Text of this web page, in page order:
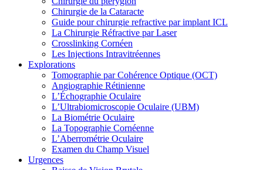
Chirurgie de la Cataracte
Guide pour chirurgie refractive par implant ICL
La Chirurgie Réfractive par Laser
Crosslinking Cornéen
Les Injections Intravitréennes
Explorations
Tomographie par Cohérence Optique (OCT)
Angiographie Rétinienne
L’Échographie Oculaire
L’Ultrabiomicroscopie Oculaire (UBM)
La Biométrie Oculaire
La Topographie Cornéenne
L’Aberrométrie Oculaire
Examen du Champ Visuel
Urgences